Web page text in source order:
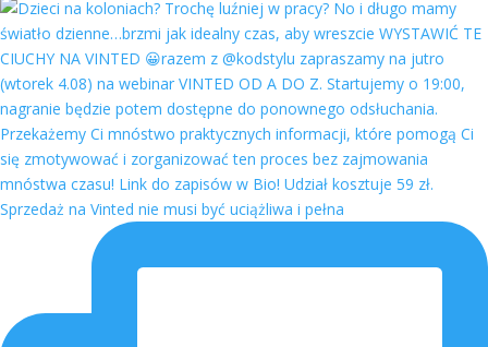
Sprzedaż na Vinted nie musi być uciążliwa i pełna